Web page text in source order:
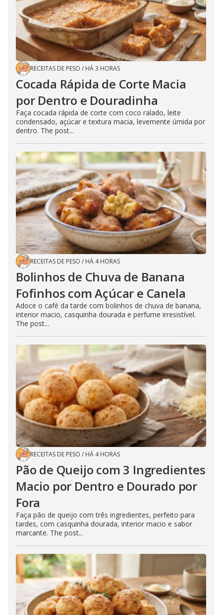
RECEITAS DE PESO / HÁ 3 HORAS
Cocada Rápida de Corte Macia
por Dentro e Douradinha
Faça cocada rápida de corte com coco ralado, leite
condensado, açúcar e textura macia, levemente úmida por
dentro. The post...
RECEITAS DE PESO / HÁ 4 HORAS
Bolinhos de Chuva de Banana
Fofinhos com Açúcar e Canela
Adoce o café da tarde com bolinhos de chuva de banana,
interior macio, casquinha dourada e perfume irresistível.
The post...
RECEITAS DE PESO / HÁ 4 HORAS
Pão de Queijo com 3 Ingredientes
Macio por Dentro e Dourado por
Fora
Faça pão de queijo com três ingredientes, perfeito para
tardes, com casquinha dourada, interior macio e sabor
marcante. The post...